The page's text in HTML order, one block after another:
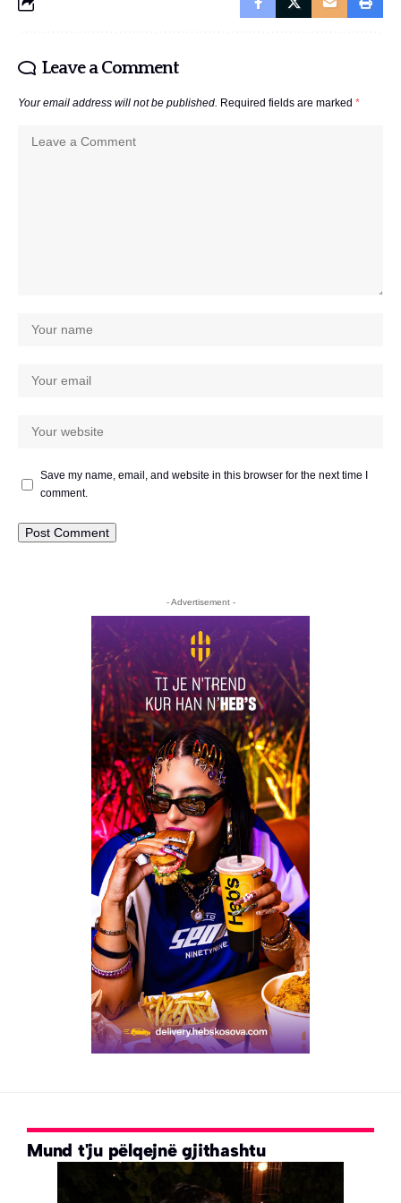
Leave a Comment
Your email address will not be published. Required fields are marked *
Save my name, email, and website in this browser for the next time I
comment.
- Advertisement -
Mund t'ju pëlqejnë gjithashtu